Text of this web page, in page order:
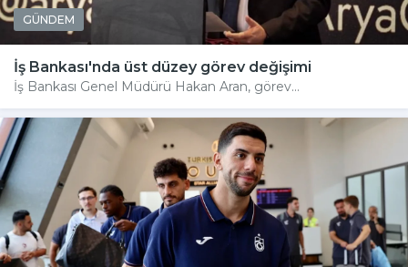
GÜNDEM
İş Bankası'nda üst düzey görev değişimi
İş Bankası Genel Müdürü Hakan Aran, görev...